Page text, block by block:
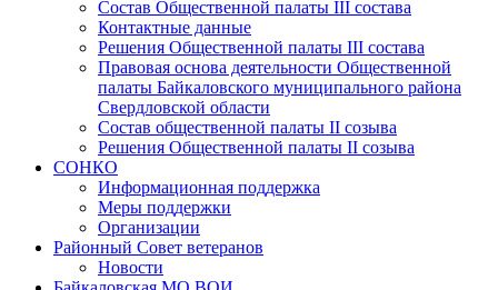
Состав Общественной палаты III состава
Контактные данные
Решения Общественной палаты III состава
Правовая основа деятельности Общественной
палаты Байкаловского муниципального района
Свердловской области
Состав общественной палаты II созыва
Решения Общественной палаты II созыва
СОНКО
Информационная поддержка
Меры поддержки
Организации
Районный Совет ветеранов
Новости